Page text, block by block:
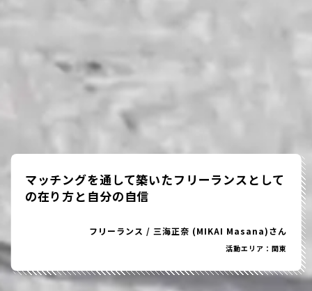
マッチングを通して築いたフリーランスとして
の在り方と自分の自信
フリーランス / 三海正奈 (MIKAI Masana)さん
活動エリア：関東